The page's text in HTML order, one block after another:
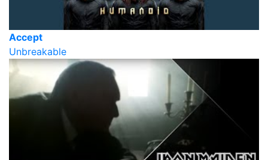
Accept
Unbreakable